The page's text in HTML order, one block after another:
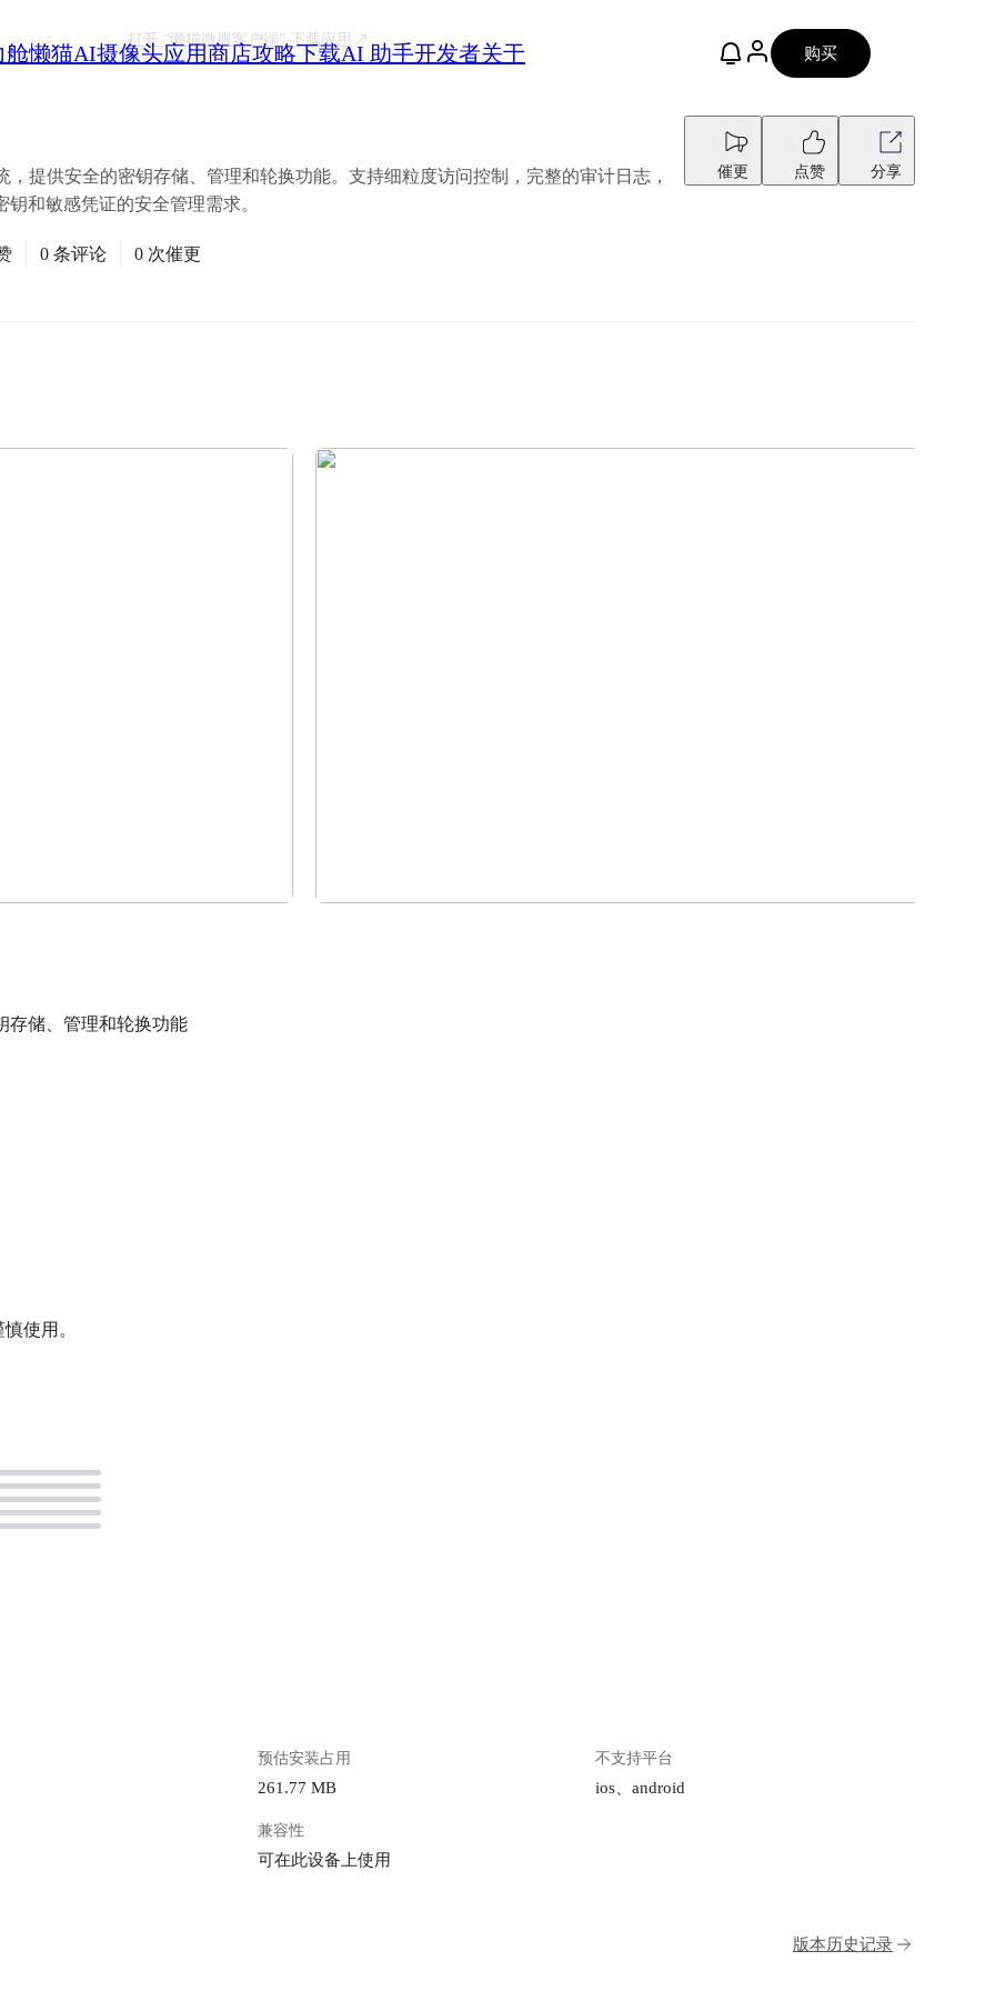
舱懒猫AI摄像头应用商店攻略下载AI 助手开发者关于 购买
打开 “懒猫微服客户端”下载应用
，提供安全的密钥存储、管理和轮换功能。支持细粒度访问控制，完整的审计日志，
和敏感凭证的安全管理需求。
催更 点赞 分享
0 条评论 0 次催更
存储、管理和轮换功能
预估安装占用
261.77 MB
不支持平台
ios、android
兼容性
可在此设备上使用
版本历史记录